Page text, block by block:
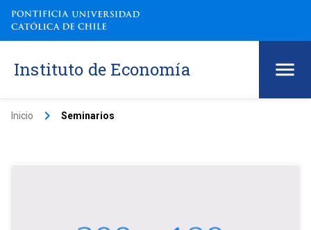
Instituto de Economía
Inicio keyboard_arrow_right Seminarios